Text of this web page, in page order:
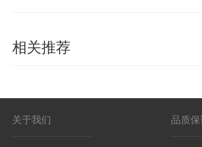
相关推荐
关于我们 品质保